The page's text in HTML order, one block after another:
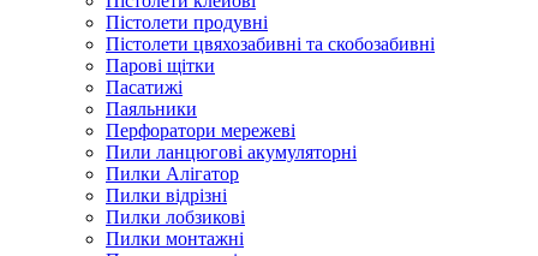
Пістолети продувні
Пістолети цвяхозабивні та скобозабивні
Парові щітки
Пасатижі
Паяльники
Перфоратори мережеві
Пили ланцюгові акумуляторні
Пилки Алігатор
Пилки відрізні
Пилки лобзикові
Пилки монтажні